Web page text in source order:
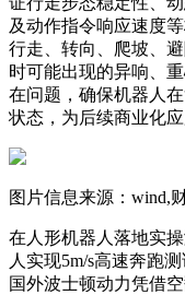
及动作指令响应速度
行走、转向、爬坡、
时可能出现的异响、
在问题，确保机器人
状态，为后续商业化
图片信息来源：wind,
在人形机器人落地实
人实现5m/s高速奔跑
国外波士顿动力凭借